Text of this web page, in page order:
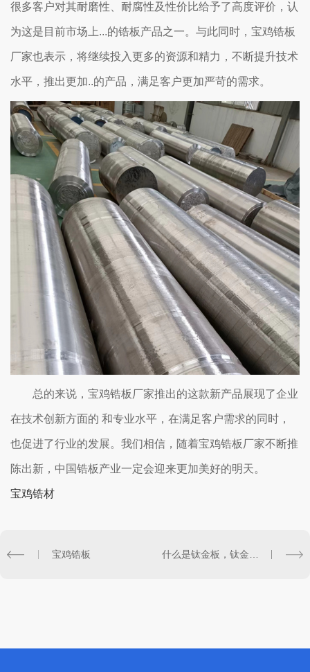
很多客户对其耐磨性、耐腐性及性价比给予了高度评价，认
为这是目前市场上...的锆板产品之一。与此同时，宝鸡锆板
厂家也表示，将继续投入更多的资源和精力，不断提升技术
水平，推出更加..的产品，满足客户更加严苛的需求。
总的来说，宝鸡锆板厂家推出的这款新产品展现了企业
在技术创新方面的 和专业水平，在满足客户需求的同时，
也促进了行业的发展。我们相信，随着宝鸡锆板厂家不断推
陈出新，中国锆板产业一定会迎来更加美好的明天。
宝鸡锆材
宝鸡锆板 什么是钛金板，钛金板有哪些优势?